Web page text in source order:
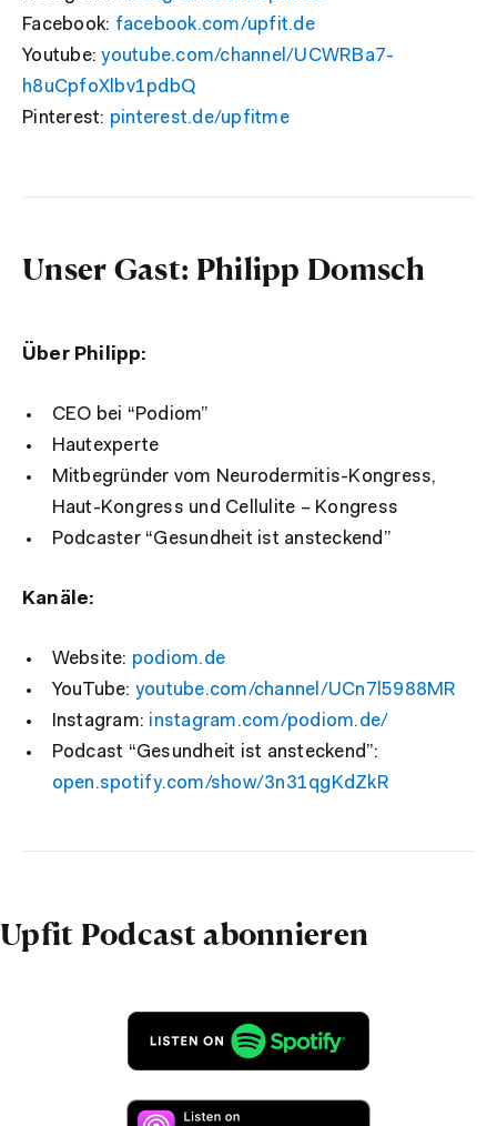
Facebook: facebook.com/upfit.de
Youtube:youtube.com/channel/UCWRBa7-
h8uCpfoXlbv1pdbQ
Pinterest: pinterest.de/upfitme
Unser Gast: Philipp Domsch
Über Philipp:
CEO bei “Podiom”
Hautexperte
Mitbegründer vom Neurodermitis-Kongress,
Haut-Kongress und Cellulite – Kongress
Podcaster “Gesundheit ist ansteckend”
Kanäle:
Website: podiom.de
YouTube: youtube.com/channel/UCn7l5988MR
Instagram: instagram.com/podiom.de/
Podcast “Gesundheit ist ansteckend”:
open.spotify.com/show/3n31qgKdZkR
Upfit Podcast abonnieren